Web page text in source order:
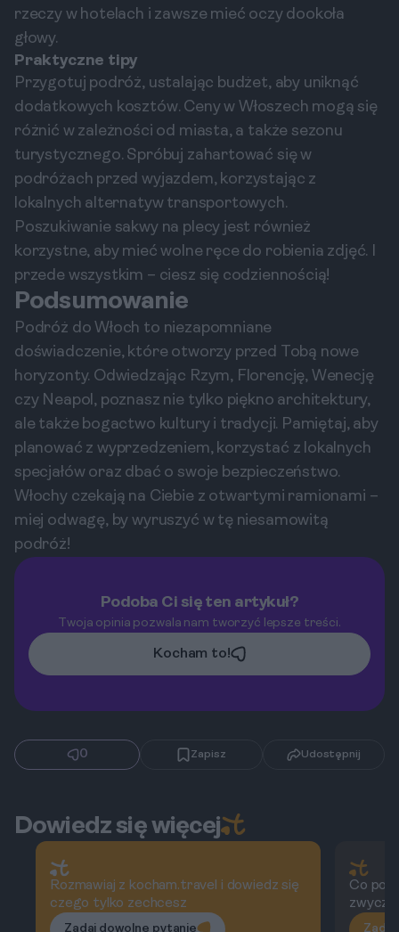
rzeczy w hotelach i zawsze mieć oczy dookoła
głowy.
Praktyczne tipy
Przygotuj podróż, ustalając budżet, aby uniknąć
dodatkowych kosztów. Ceny w Włoszech mogą się
różnić w zależności od miasta, a także sezonu
turystycznego. Spróbuj zahartować się w
podróżach przed wyjazdem, korzystając z
lokalnych alternatyw transportowych.
Poszukiwanie sakwy na plecy jest również
korzystne, aby mieć wolne ręce do robienia zdjęć. I
przede wszystkim – ciesz się codziennością!
Podsumowanie
Podróż do Włoch to niezapomniane
doświadczenie, które otworzy przed Tobą nowe
horyzonty. Odwiedzając Rzym, Florencję, Wenecję
czy Neapol, poznasz nie tylko piękno architektury,
ale także bogactwo kultury i tradycji. Pamiętaj, aby
planować z wyprzedzeniem, korzystać z lokalnych
specjałów oraz dbać o swoje bezpieczeństwo.
Włochy czekają na Ciebie z otwartymi ramionami –
miej odwagę, by wyruszyć w tę niesamowitą
podróż!
Podoba Ci się ten artykuł?
Twoja opinia pozwala nam tworzyć lepsze treści.
Kocham to!
0 Zapisz Udostępnij
Dowiedz się więcej
Rozmawiaj z kocham.travel i dowiedz się
czego tylko zechcesz
Zadaj dowolne pytanie
Co